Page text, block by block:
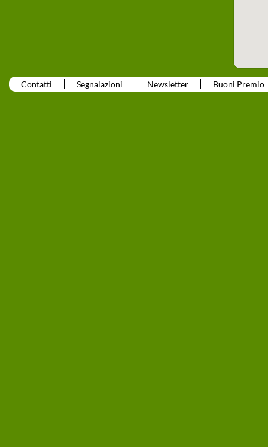
Contatti Segnalazioni Newsletter Buoni Premio